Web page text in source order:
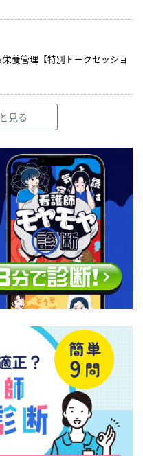
養管理【特別トークセッショ
見る